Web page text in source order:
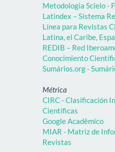
Metodologia Scielo -
Latindex – Sistema
Línea para Revistas
Latina, el Caribe,
REDIB – Red
Conocimiento
Sumários.org -
Métrica
CIRC - Clasificación
Científicas
Google Acadêmico
MIAR - Matriz de
Revistas